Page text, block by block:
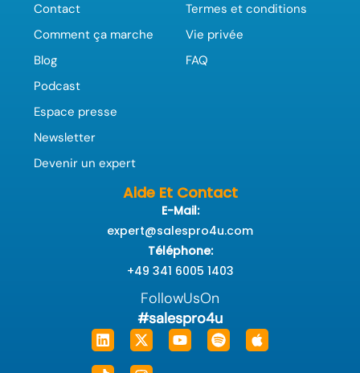
Contact
Comment ça marche
Blog
Podcast
Espace presse
Newsletter
Devenir un expert
Termes et conditions
Vie privée
FAQ
Aide Et Contact
E-Mail:
expert@salespro4u.com
Téléphone:
+49 341 6005 1403
FollowUsOn
#salespro4u
Linkedin
X-
twitter
YoutubeSpotifyApple
TiktokInstagram